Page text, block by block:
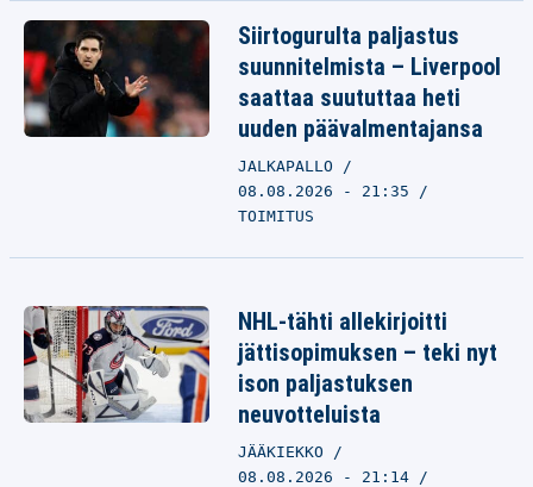
Siirtogurulta paljastus
suunnitelmista – Liverpool
saattaa suututtaa heti
uuden päävalmentajansa
JALKAPALLO
08.08.2026 - 21:35
TOIMITUS
NHL-tähti allekirjoitti
jättisopimuksen – teki nyt
ison paljastuksen
neuvotteluista
JÄÄKIEKKO
08.08.2026 - 21:14